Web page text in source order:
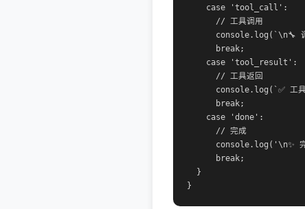
    case 'tool_call':
      // 工具调用
console.log(`\n🔧
      break;
    case 'tool_result':
      // 工具返回
console.log(`✅ 工
      break;
    case 'done':
      // 完成
console.log('\n✨
      break;
  }
}